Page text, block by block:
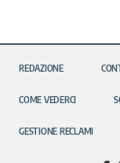
REDAZIONE
COME VEDERCI
GESTIONE RECLAMI